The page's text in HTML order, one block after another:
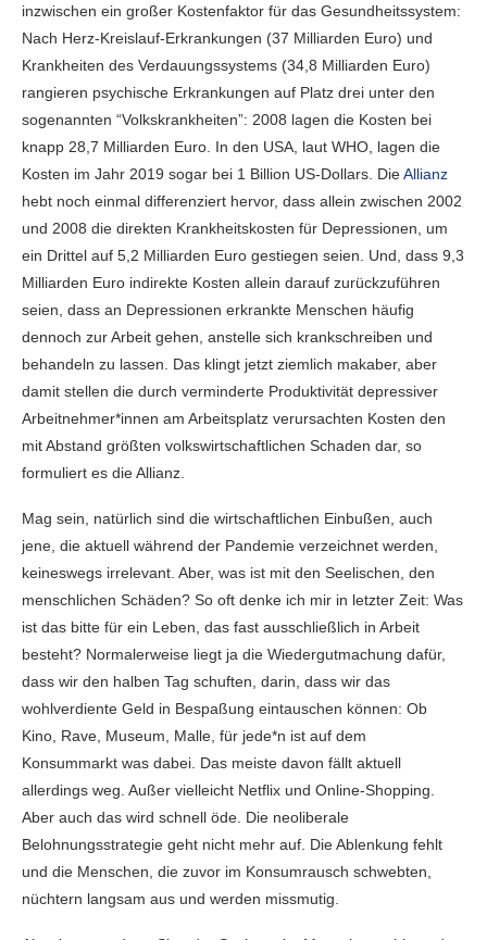
inzwischen ein großer Kostenfaktor für das Gesundheitssystem:
Nach Herz-Kreislauf-Erkrankungen (37 Milliarden Euro) und
Krankheiten des Verdauungssystems (34,8 Milliarden Euro)
rangieren psychische Erkrankungen auf Platz drei unter den
sogenannten “Volkskrankheiten”: 2008 lagen die Kosten bei
knapp 28,7 Milliarden Euro. In den USA, laut WHO, lagen die
Kosten im Jahr 2019 sogar bei 1 Billion US-Dollars. DieAllianz
hebt noch einmal differenziert hervor, dass allein zwischen 2002
und 2008 die direkten Krankheitskosten für Depressionen, um
ein Drittel auf 5,2 Milliarden Euro gestiegen seien. Und, dass 9,3
Milliarden Euro indirekte Kosten allein darauf zurückzuführen
seien, dass an Depressionen erkrankte Menschen häufig
dennoch zur Arbeit gehen, anstelle sich krankschreiben und
behandeln zu lassen. Das klingt jetzt ziemlich makaber, aber
damit stellen die durch verminderte Produktivität depressiver
Arbeitnehmer*innen am Arbeitsplatz verursachten Kosten den
mit Abstand größten volkswirtschaftlichen Schaden dar, so
formuliert es die Allianz.
Mag sein, natürlich sind die wirtschaftlichen Einbußen, auch
jene, die aktuell während der Pandemie verzeichnet werden,
keineswegs irrelevant. Aber, was ist mit den Seelischen, den
menschlichen Schäden? So oft denke ich mir in letzter Zeit: Was
ist das bitte für ein Leben, das fast ausschließlich in Arbeit
besteht? Normalerweise liegt ja die Wiedergutmachung dafür,
dass wir den halben Tag schuften, darin, dass wir das
wohlverdiente Geld in Bespaßung eintauschen können: Ob
Kino, Rave, Museum, Malle, für jede*n ist auf dem
Konsummarkt was dabei. Das meiste davon fällt aktuell
allerdings weg. Außer vielleicht Netflix und Online-Shopping.
Aber auch das wird schnell öde. Die neoliberale
Belohnungsstrategie geht nicht mehr auf. Die Ablenkung fehlt
und die Menschen, die zuvor im Konsumrausch schwebten,
nüchtern langsam aus und werden missmutig.